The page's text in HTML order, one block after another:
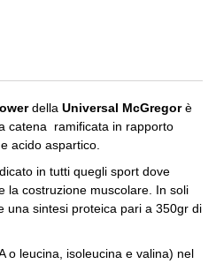
della Universal McGregorè
catena ramificata in rapporto
acido aspartico.
in tutti quegli sport dove
la costruzione muscolare. In soli
una sintesi proteica pari a 350gr di
o leucina, isoleucina e valina) nel